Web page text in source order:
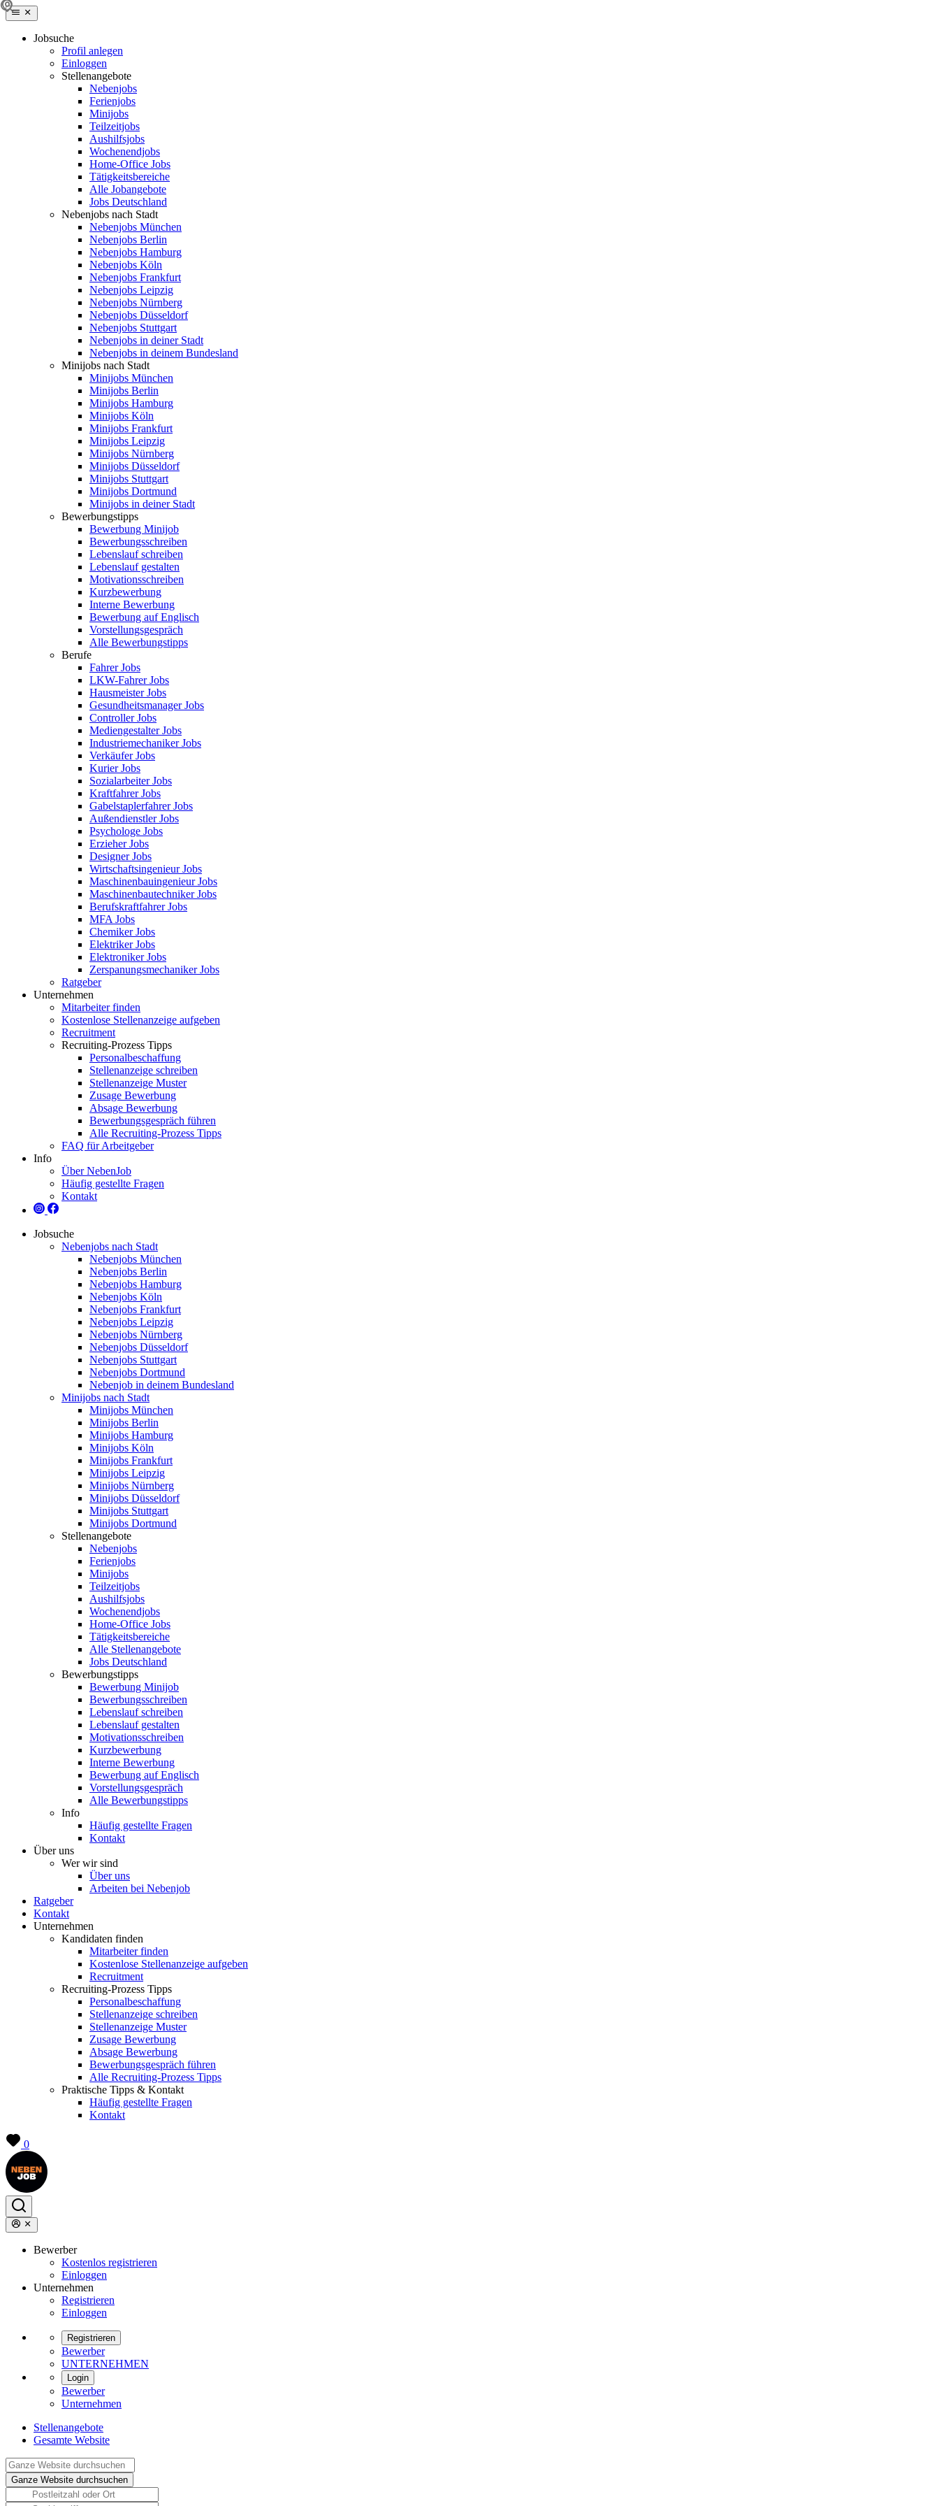
Jobsuche
Profil anlegen
Einloggen
Stellenangebote
Nebenjobs
Ferienjobs
Minijobs
Teilzeitjobs
Aushilfsjobs
Wochenendjobs
Home-Office Jobs
Tätigkeitsbereiche
Alle Jobangebote
Jobs Deutschland
Nebenjobs nach Stadt
Nebenjobs München
Nebenjobs Berlin
Nebenjobs Hamburg
Nebenjobs Köln
Nebenjobs Frankfurt
Nebenjobs Leipzig
Nebenjobs Nürnberg
Nebenjobs Düsseldorf
Nebenjobs Stuttgart
Nebenjobs in deiner Stadt
Nebenjobs in deinem Bundesland
Minijobs nach Stadt
Minijobs München
Minijobs Berlin
Minijobs Hamburg
Minijobs Köln
Minijobs Frankfurt
Minijobs Leipzig
Minijobs Nürnberg
Minijobs Düsseldorf
Minijobs Stuttgart
Minijobs Dortmund
Minijobs in deiner Stadt
Bewerbungstipps
Bewerbung Minijob
Bewerbungsschreiben
Lebenslauf schreiben
Lebenslauf gestalten
Motivationsschreiben
Kurzbewerbung
Interne Bewerbung
Bewerbung auf Englisch
Vorstellungsgespräch
Alle Bewerbungstipps
Berufe
Fahrer Jobs
LKW-Fahrer Jobs
Hausmeister Jobs
Gesundheitsmanager Jobs
Controller Jobs
Mediengestalter Jobs
Industriemechaniker Jobs
Verkäufer Jobs
Kurier Jobs
Sozialarbeiter Jobs
Kraftfahrer Jobs
Gabelstaplerfahrer Jobs
Außendienstler Jobs
Psychologe Jobs
Erzieher Jobs
Designer Jobs
Wirtschaftsingenieur Jobs
Maschinenbauingenieur Jobs
Maschinenbautechniker Jobs
Berufskraftfahrer Jobs
MFA Jobs
Chemiker Jobs
Elektriker Jobs
Elektroniker Jobs
Zerspanungsmechaniker Jobs
Ratgeber
Unternehmen
Mitarbeiter finden
Kostenlose Stellenanzeige aufgeben
Recruitment
Recruiting-Prozess Tipps
Personalbeschaffung
Stellenanzeige schreiben
Stellenanzeige Muster
Zusage Bewerbung
Absage Bewerbung
Bewerbungsgespräch führen
Alle Recruiting-Prozess Tipps
FAQ für Arbeitgeber
Info
Über NebenJob
Häufig gestellte Fragen
Kontakt
Jobsuche
Nebenjobs nach Stadt
Nebenjobs München
Nebenjobs Berlin
Nebenjobs Hamburg
Nebenjobs Köln
Nebenjobs Frankfurt
Nebenjobs Leipzig
Nebenjobs Nürnberg
Nebenjobs Düsseldorf
Nebenjobs Stuttgart
Nebenjobs Dortmund
Nebenjob in deinem Bundesland
Minijobs nach Stadt
Minijobs München
Minijobs Berlin
Minijobs Hamburg
Minijobs Köln
Minijobs Frankfurt
Minijobs Leipzig
Minijobs Nürnberg
Minijobs Düsseldorf
Minijobs Stuttgart
Minijobs Dortmund
Stellenangebote
Nebenjobs
Ferienjobs
Minijobs
Teilzeitjobs
Aushilfsjobs
Wochenendjobs
Home-Office Jobs
Tätigkeitsbereiche
Alle Stellenangebote
Jobs Deutschland
Bewerbungstipps
Bewerbung Minijob
Bewerbungsschreiben
Lebenslauf schreiben
Lebenslauf gestalten
Motivationsschreiben
Kurzbewerbung
Interne Bewerbung
Bewerbung auf Englisch
Vorstellungsgespräch
Alle Bewerbungstipps
Info
Häufig gestellte Fragen
Kontakt
Über uns
Wer wir sind
Über uns
Arbeiten bei Nebenjob
Ratgeber
Kontakt
Unternehmen
Kandidaten finden
Mitarbeiter finden
Kostenlose Stellenanzeige aufgeben
Recruitment
Recruiting-Prozess Tipps
Personalbeschaffung
Stellenanzeige schreiben
Stellenanzeige Muster
Zusage Bewerbung
Absage Bewerbung
Bewerbungsgespräch führen
Alle Recruiting-Prozess Tipps
Praktische Tipps & Kontakt
Häufig gestellte Fragen
Kontakt
0
Bewerber
Kostenlos registrieren
Einloggen
Unternehmen
Registrieren
Einloggen
Registrieren
Bewerber
UNTERNEHMEN
Login
Bewerber
Unternehmen
Stellenangebote
Gesamte Website